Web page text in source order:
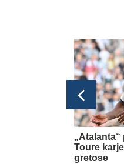
„Atalanta“
Toure
gretose